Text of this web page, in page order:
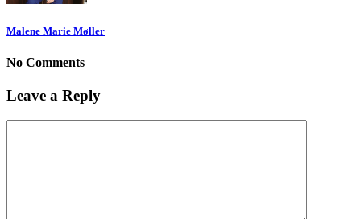
Malene Marie Møller
No Comments
Leave a Reply